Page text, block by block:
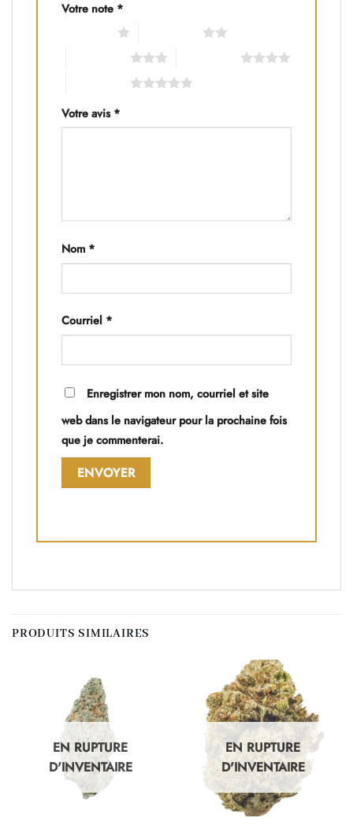
Votre note *
Votre avis *
Nom *
Courriel *
Enregistrer mon nom, courriel et site
web dans le navigateur pour la prochaine fois
que je commenterai.
PRODUITS SIMILAIRES
EN RUPTURE
D'INVENTAIRE
EN RUPTURE
D'INVENTAIRE